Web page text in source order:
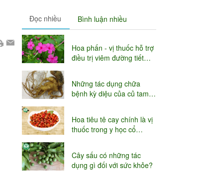
Đọc nhiều Bình luận nhiều
Hoa phấn - vị thuốc hỗ trợ
điều trị viêm đường tiết
Những tác dụng chữa
bệnh kỳ diệu của củ tam
Hoa tiêu tê cay chính là vị
thuốc trong y học cổ
Cây sấu có những tác
dụng gì đối với sức khỏe?